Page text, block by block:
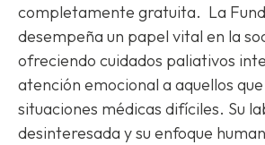
completamente gratuita. La
desempeña un papel vital en la
ofreciendo cuidados paliativos
atención emocional a aquellos
situaciones médicas difíciles. Su
desinteresada y su enfoque